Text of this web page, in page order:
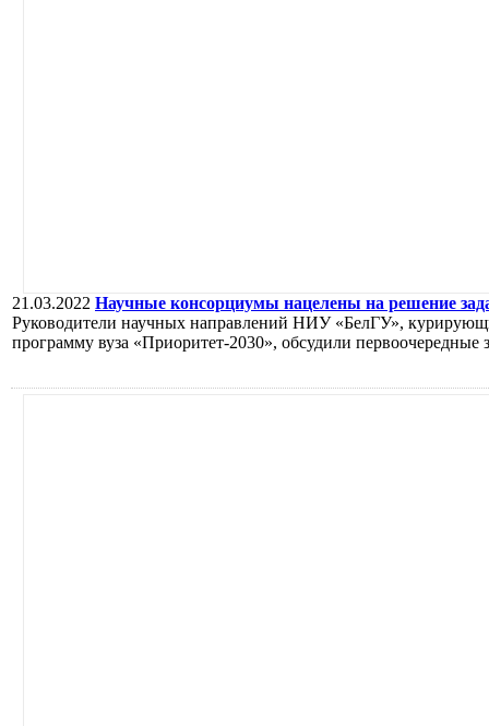
21.03.2022 Научные консорциумы нацелены на решение
Руководители научных направлений НИУ «БелГУ»,
программу вуза «Приоритет-2030», обсудили первоочередные